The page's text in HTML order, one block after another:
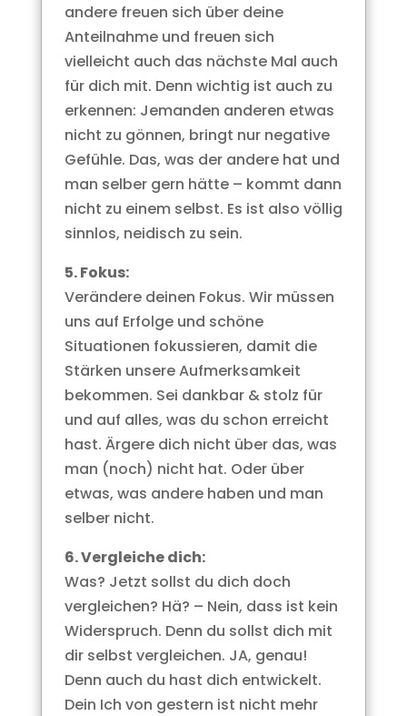
andere freuen sich über deine
Anteilnahme und freuen sich
vielleicht auch das nächste Mal auch
für dich mit. Denn wichtig ist auch zu
erkennen: Jemanden anderen etwas
nicht zu gönnen, bringt nur negative
Gefühle. Das, was der andere hat und
man selber gern hätte – kommt dann
nicht zu einem selbst. Es ist also völlig
sinnlos, neidisch zu sein.
5. Fokus:
Verändere deinen Fokus. Wir müssen
uns auf Erfolge und schöne
Situationen fokussieren, damit die
Stärken unsere Aufmerksamkeit
bekommen. Sei dankbar & stolz für
und auf alles, was du schon erreicht
hast. Ärgere dich nicht über das, was
man (noch) nicht hat. Oder über
etwas, was andere haben und man
selber nicht.
6. Vergleiche dich:
Was? Jetzt sollst du dich doch
vergleichen? Hä? – Nein, dass ist kein
Widerspruch. Denn du sollst dich mit
dir selbst vergleichen. JA, genau!
Denn auch du hast dich entwickelt.
Dein Ich von gestern ist nicht mehr